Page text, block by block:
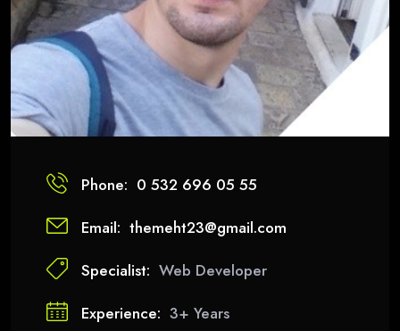
Phone: 0 532 696 05 55
Email: themeht23@gmail.com
Specialist: Web Developer
Experience: 3+ Years